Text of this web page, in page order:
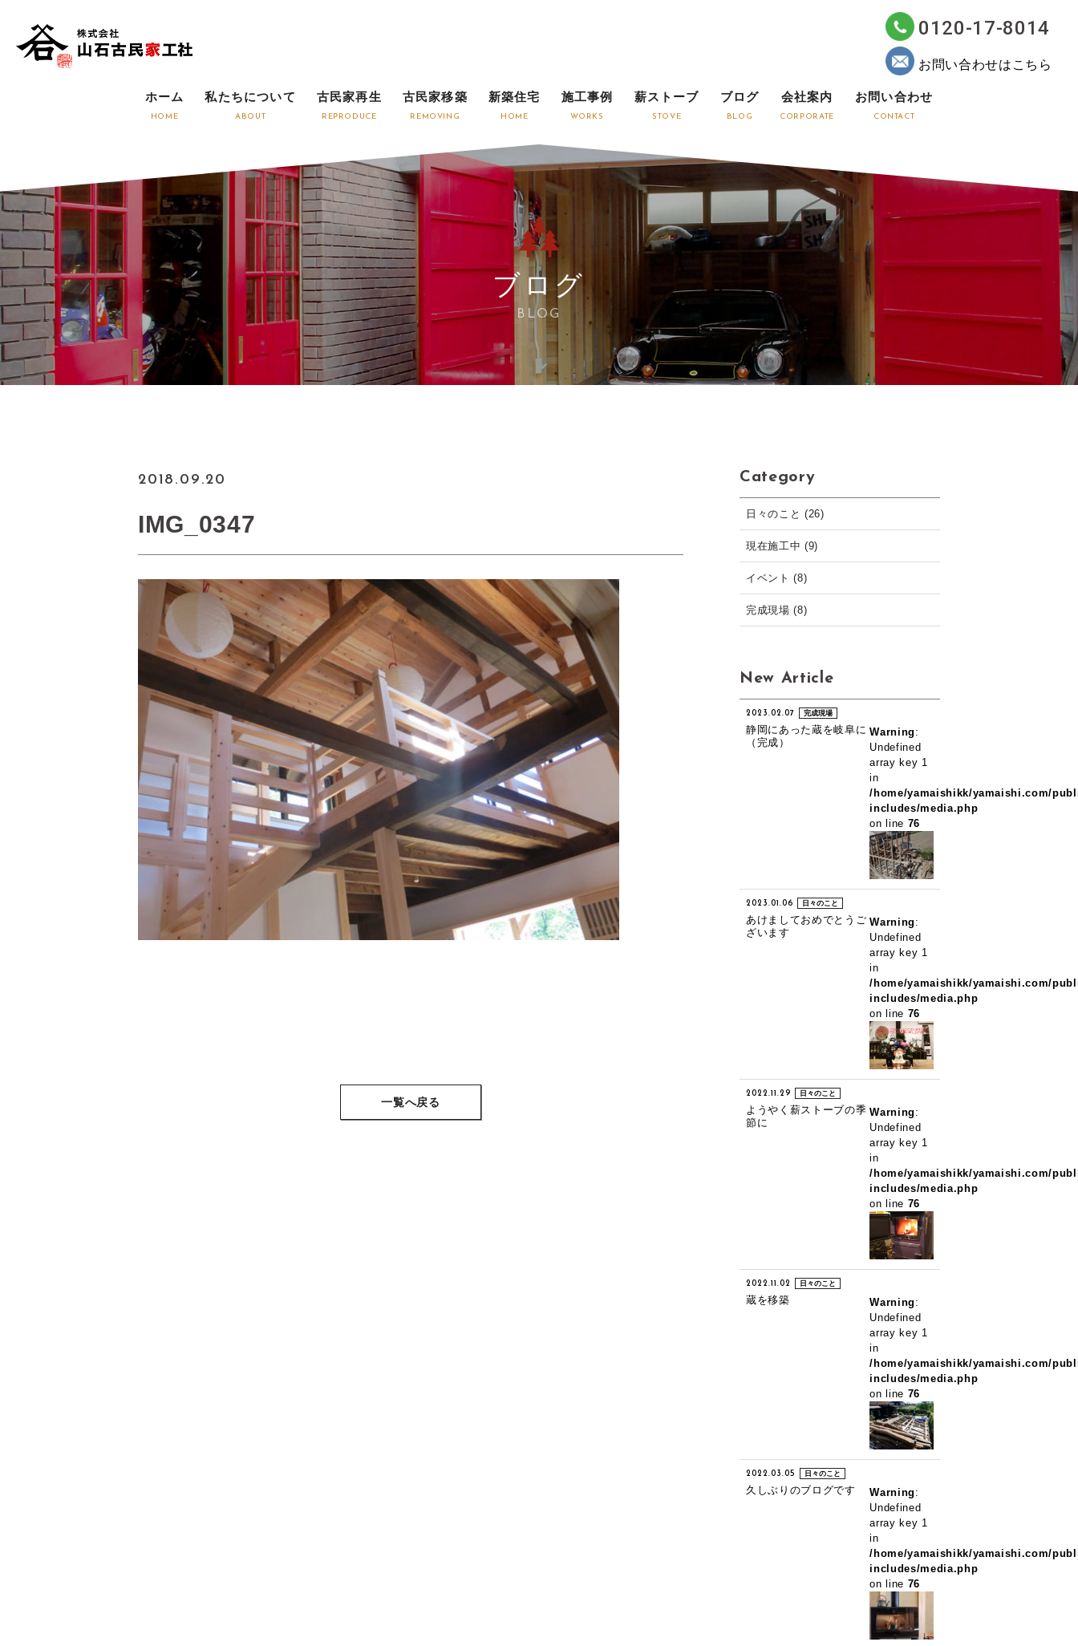
ホーム
HOME
私たちについて
ABOUT
古民家再生
REPRODUCE
古民家移築
REMOVING
新築住宅
HOME
施工事例
WORKS
薪ストーブ
STOVE
ブログ
BLOG
会社案内
CORPORATE
お問い合わせ
CONTACT
0120-17-8014
お問い合わせはこちら
ブログ
BLOG
2018.09.20
IMG_0347
一覧へ戻る
Category
日々のこと (26)
現在施工中 (9)
イベント (8)
完成現場 (8)
New Article
Warning :
Undefined
array key 1
in
/home/yamaishikk/yamaishi.com/
includes/media.php
on line 76
2023.02.07 完成現場
静岡にあった蔵を岐阜に
（完成）
Warning :
Undefined
array key 1
in
/home/yamaishikk/yamaishi.com/
includes/media.php
on line 76
2023.01.06 日々のこと
あけましておめでとうご
ざいます
Warning :
Undefined
array key 1
in
/home/yamaishikk/yamaishi.com/
includes/media.php
on line 76
2022.11.29 日々のこと
ようやく薪ストーブの季
節に
Warning :
Undefined
array key 1
in
/home/yamaishikk/yamaishi.com/
includes/media.php
on line 76
2022.11.02 日々のこと
蔵を移築
Warning :
Undefined
array key 1
in
/home/yamaishikk/yamaishi.com/
includes/media.php
on line 76
2022.03.05 日々のこと
久しぶりのブログです